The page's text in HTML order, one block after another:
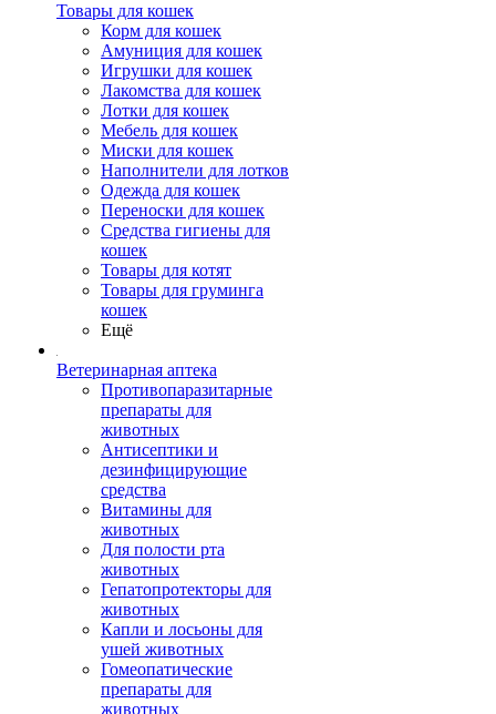
Товары для кошек
Корм для кошек
Амуниция для кошек
Игрушки для кошек
Лакомства для кошек
Лотки для кошек
Мебель для кошек
Миски для кошек
Наполнители для лотков
Одежда для кошек
Переноски для кошек
Средства гигиены для
кошек
Товары для котят
Товары для груминга
кошек
Ещё
Ветеринарная аптека
Противопаразитарные
препараты для
животных
Антисептики и
дезинфицирующие
средства
Витамины для
животных
Для полости рта
животных
Гепатопротекторы для
животных
Капли и лосьоны для
ушей животных
Гомеопатические
препараты для
животных